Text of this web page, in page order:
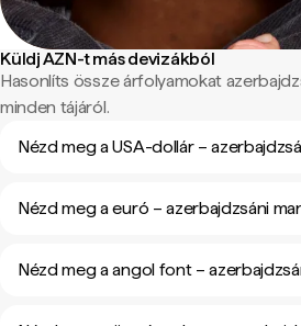
Küldj AZN-t más devizákból
Hasonlíts össze árfolyamokat
minden tájáról.
Nézd meg a USA-dollár –
Nézd meg a euró – azerbajdzsáni
Nézd meg a angol font –